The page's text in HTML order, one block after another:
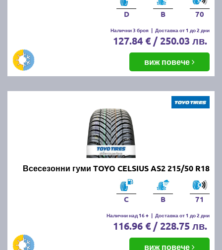
D B 70
Налични 3 броя | Доставка от 1 до 2 дни
127.84 € / 250.03 лв.
виж повече
Всесезонни гуми TOYO CELSIUS AS2 215/50 R18
C B 71
Налични над 16 + | Доставка от 1 до 2 дни
116.96 € / 228.75 лв.
виж повече